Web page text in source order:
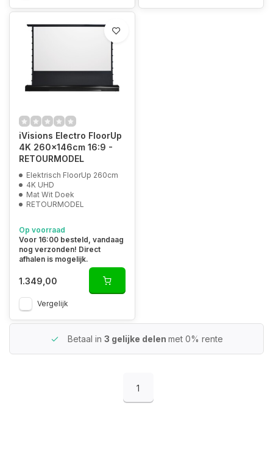
iVisions Electro FloorUp
4K 260x146cm 16:9 -
RETOURMODEL
Elektrisch FloorUp 260cm
4K UHD
Mat Wit Doek
RETOURMODEL
Op voorraad
Voor 16:00 besteld, vandaag
nog verzonden! Direct
afhalen is mogelijk.
1.349,00
Vergelijk
Betaal in 3 gelijke delen met 0% rente
1